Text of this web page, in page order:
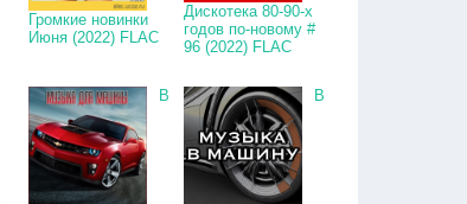
Громкие новинки
Июня (2022) FLAC
Дискотека 80-90-х
годов по-новому #
96 (2022) FLAC
В В